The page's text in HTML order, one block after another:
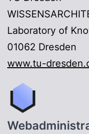
Laboratory of
01062 Dresden
www.tu-